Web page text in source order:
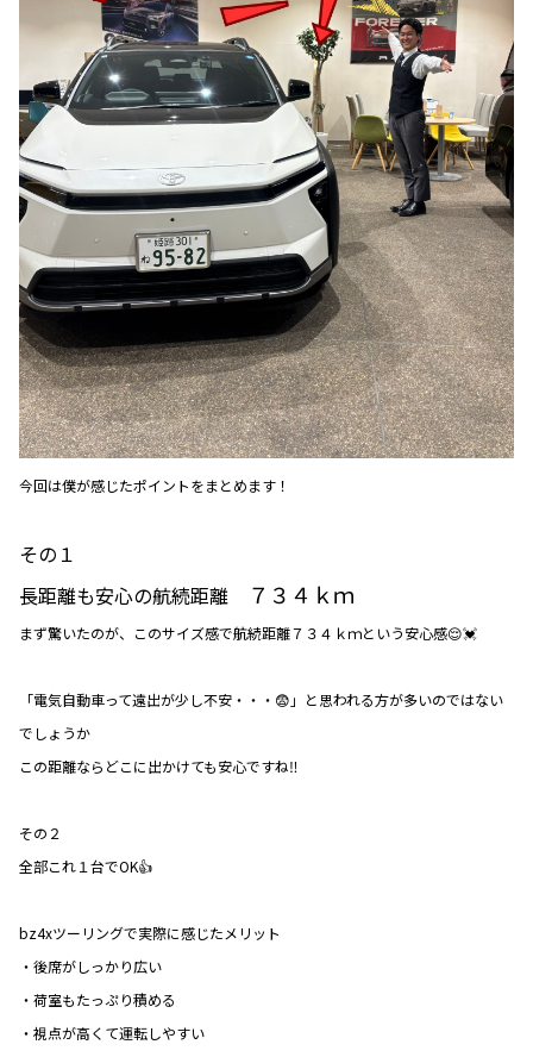
今回は僕が感じたポイントをまとめます！
その１
長距離も安心の航続距離
７３４ｋｍ
まず驚いたのが、このサイズ感で航続距離７３４ｋｍという安心感😌💓
「電気自動車って遠出が少し不安・・・😨」と思われる方が多いのではない
でしょうか
この距離ならどこに出かけても安心ですね‼️
その２
全部これ１台でOK👍
bz4xツーリングで実際に感じたメリット
・後席がしっかり広い
・荷室もたっぷり積める
・視点が高くて運転しやすい